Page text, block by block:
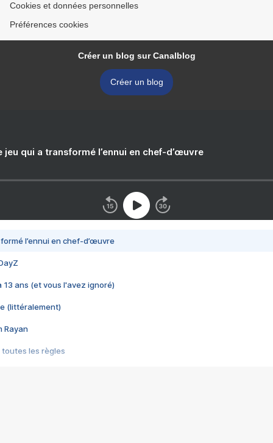
Cookies et données personnelles
Préférences cookies
Créer un blog sur Canalblog
Créer un blog
jeu qui a transformé l’ennui en chef-d’œuvre
l’ennui en chef-d’œuvre
13 ans (et vous l'avez ignoré)
(littéralement)
Rayan
toutes les règles